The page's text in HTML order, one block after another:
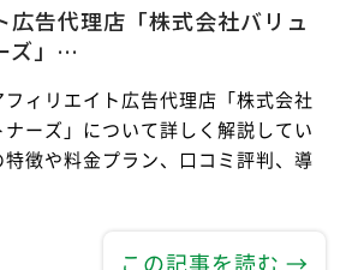
広告代理店「株式会社バリュ
ズ」…
ィリエイト広告代理店「株式会社
ーズ」について詳しく解説してい
徴や料金プラン、口コミ評判、導
この記事を読む →